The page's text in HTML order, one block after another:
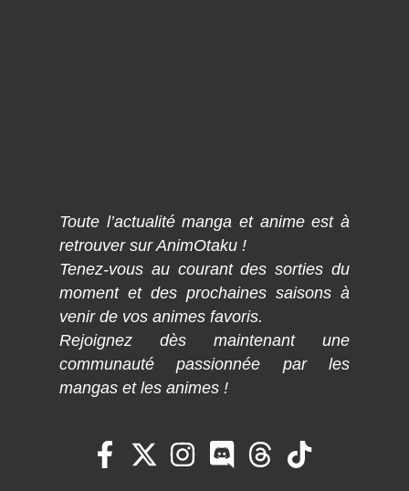
Toute l’actualité manga et anime est à
retrouver sur AnimOtaku !
Tenez-vous au courant des sorties du
moment et des prochaines saisons à
venir de vos animes favoris.
Rejoignez dès maintenant une
communauté passionnée par les
mangas et les animes !